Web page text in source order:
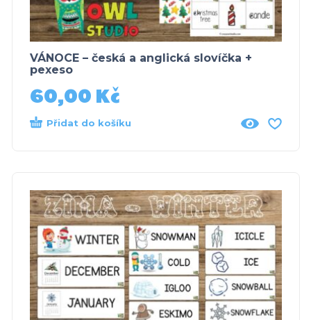
VÁNOCE – česká a anglická slovíčka +
pexeso
60,00 Kč
Přidat do košíku